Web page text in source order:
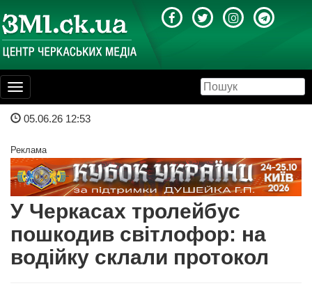
Toggle
navigation
05.06.26 12:53
Реклама
У Черкасах тролейбус
пошкодив світлофор: на
водійку склали протокол